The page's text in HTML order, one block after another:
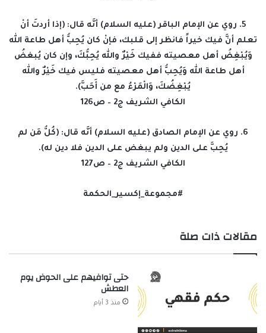
5. روي عن الإمام الباقر (عليه السلام) أنَّه قال: (إذا أردتَ أنْ
تعلم أنَّ فيك خيراً فانظر إلى قلبك، فإنْ كان يُحِبُّ أهل طاعة الله
وَيُبْغِضُ أهل معصيته ففيك خَيْرٌ والله يُحِبُّكَ، وإن كان يُبغضُ
أهل طاعة الله وَيُحِبُّ أهل معصيته فليس فيك خَيْرٌ والله
يُبْغِضُكَ، وَالْمَرْءُ مع من أَحَبَّ).
الكافي الشريف ج2 – ص126
6. روي عن الإمام الصادق (عليه السلام) أنَّه قال: (كُلُّ مَن لم
يُحِبَّ على الدين ولم يبغض على الدين فلا دين له).
الكافي الشريف ج2 – ص127
#مجموعة_إكسير_الحكمة
مقالات ذات صلة
حتى توافيهم على الحوض يوم
العطش
منذ 3 أيام